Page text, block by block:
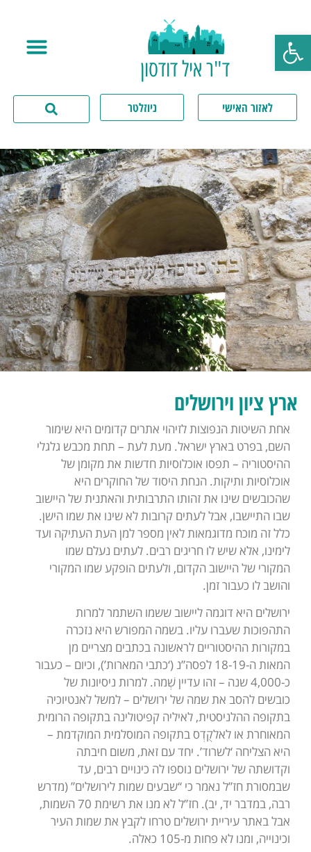
פתח סרגל נגישות
ד"ר איל דודסון
לאזור האישי ניוזלטר
ארץ ציון וירושלים
אחת השיטות הנפוצות לזיהוי אתרים קדומים היא שימור
השם, בפרט בארץ ישראל. מעת לעת – תחת מכבש גלגלי
ההיסטוריה – תפסו אוכלוסיות חדשות את מקומן של
אוכלוסיות ותיקות. הנחת היסוד של החוקרים היא
שהכובשים שינו את זהותו התרבותית והאתנית של היישוב
שבו התיישבו, אבל לעתים קרובות לא שינו את שמו הישן.
כלל זה מוכח מדוגמאות לאין מספר למן העת העתיקה ועד
לימינו, אלא שיש לו חריגים רבים. לעתים נעלם שמו
המקורי של היישוב הקדום, ולעתים הופקע שמו המקורי
והושב לו כעבור זמן.
ירושלים היא דוגמה ליישוב ששמו השתמר למרות
התהפוכות שעברו עליו. בשמה המפורש היא נזכרה
במקורות ההיסטוריים לראשונה בכתבים מצריים מן
המאות ה-18-19 לפסה”נ (‘כתבי המארות’), וכיום – כעבור
כ-4,000 שנה – זהו עדיין שְׁמה. למרות ניסיונות של
כובשים להסב את שמה של ירושלים – למשל לאנטיוכיה
בתקופה ההלניסטית, לאיליה קפיטולינה בתקופה הרומית
המאוחרת או לאלקֻדְס בתקופה המוסלמית המוקדמת –
היא הצליחה ‘לשרוד’. יחד עם זאת, משום חיבתה
וקדושתה של ירושלים נוספו לה כינויים רבים, עד
שבמסורת חז”ל נאמר כי “שבעים שמות לירושלים” (מדרש
רבה, במדבר יד, יב). חז”ל לא מנו את רשימת 70 השמות,
אבל באתר עיריית ירושלים טרחו לקבץ את שמות העיר
וכינוייה, ומנו לא פחות מ-105 כאלה.